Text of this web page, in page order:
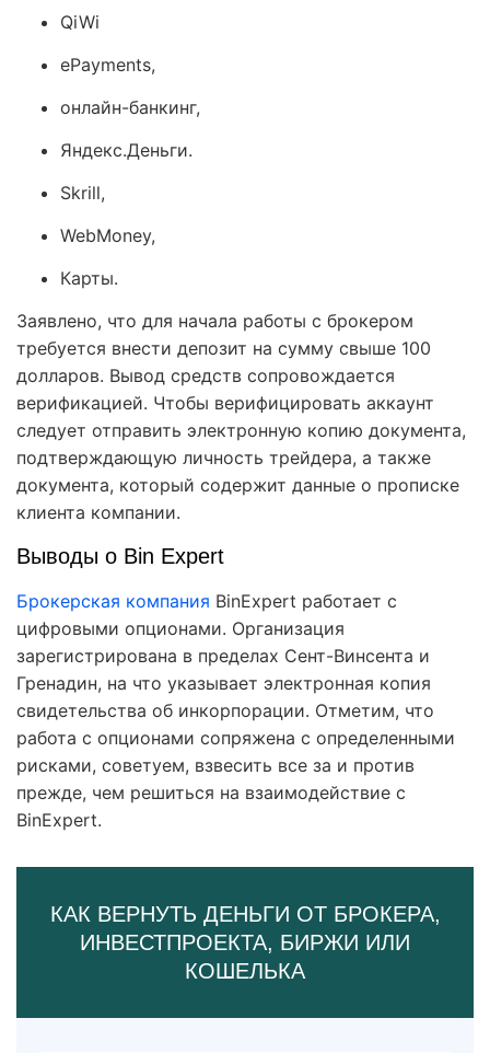
QiWi
ePayments,
онлайн-банкинг,
Яндекс.Деньги.
Skrill,
WebMoney,
Карты.
Заявлено, что для начала работы с брокером
требуется внести депозит на сумму свыше 100
долларов. Вывод средств сопровождается
верификацией. Чтобы верифицировать аккаунт
следует отправить электронную копию документа,
подтверждающую личность трейдера, а также
документа, который содержит данные о прописке
клиента компании.
Выводы о Bin Expert
Брокерская компания BinExpert работает с
цифровыми опционами. Организация
зарегистрирована в пределах Сент-Винсента и
Гренадин, на что указывает электронная копия
свидетельства об инкорпорации. Отметим, что
работа с опционами сопряжена с определенными
рисками, советуем, взвесить все за и против
прежде, чем решиться на взаимодействие с
BinExpert.
КАК ВЕРНУТЬ ДЕНЬГИ ОТ БРОКЕРА,
ИНВЕСТПРОЕКТА, БИРЖИ ИЛИ
КОШЕЛЬКА